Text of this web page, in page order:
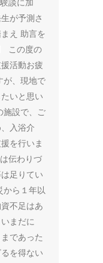
談に加
が予測さ
え 助言を
この度の
活動お疲
、現地で
いと思い
設で、ご
入浴介
を行いま
伝わりづ
足りてい
ら１年以
不足はあ
まだに
であった
を得ない